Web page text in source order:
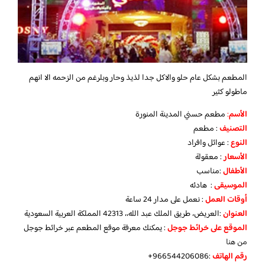
المطعم بشكل عام حلو والاكل جدا لذيذ وحار وبلرغم من الزحمه الا انهم
ماطولو كثير
الأسم:مطعم حسني المدينة المنورة
التصنيف: مطعم
النوع: عوائل وافراد
الأسعار: معقولة
الأطفال:مناسب
الموسيقى: هادئه
أوقات العمل: نعمل على مدار 24 ساعة
العنوان:العريض، طريق الملك عبد الله،، 42313 المملكة العربية السعودية
الموقع على خرائط جوجل: يمكنك معرفة موقع المطعم عبر خرائط جوجل
من هنا
رقم الهاتف:966544206086+